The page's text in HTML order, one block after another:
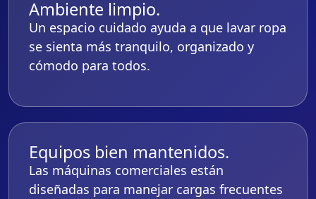
Ambiente limpio.
Un espacio cuidado ayuda a que lavar ropa
se sienta más tranquilo, organizado y
cómodo para todos.
Equipos bien mantenidos.
Las máquinas comerciales están
diseñadas para manejar cargas frecuentes